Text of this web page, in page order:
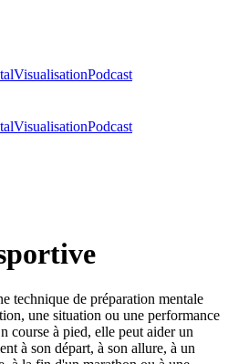
VisualisationPodcast
VisualisationPodcast
technique de préparation mentale
une situation ou une performance
course à pied, elle peut aider un
à son départ, à son allure, à un